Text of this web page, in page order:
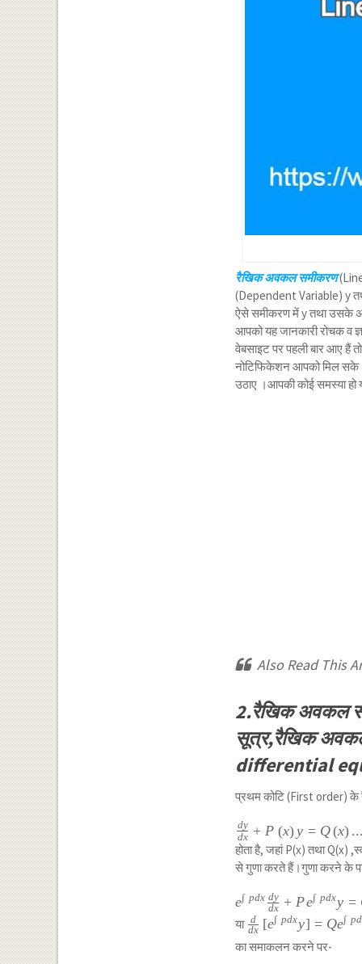
रैखिक अवकल समीकरण
(Dependent Variable) y
ऐसे समीकरण में y तथा उसके
आपको यह जानकारी रोचक व
वेबसाइट पर पहली बार आए हैं
नोटिफिकेशन आपको मिल सके
उठाए ।आपकी कोई समस्या हो
Also Read This
2.रैखिक अवकल
सूत्र,रैखिक
differential
प्रथम कोटि (First order)
\frac {
dy }{ dx
}
+P\left(
x \right)
y=Q\left(
x \right)
...(1)
dx
dy + P (x)y = Q(x) ...
होता है, जहां P(x) तथा
से गुणा करते हैं।गुणा करने के
{ e
}^{
\int {
pdx }
e∫ pdx
dx
dy + Pe∫ pdxy =
या \frac
{ d }
{ dx
dx
d [e∫ pdxy] = Qe∫ pd
का समाकलन करने पर-